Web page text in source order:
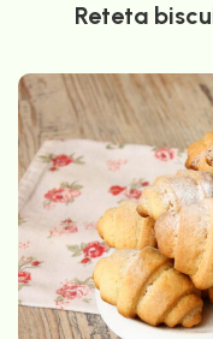
Reteta